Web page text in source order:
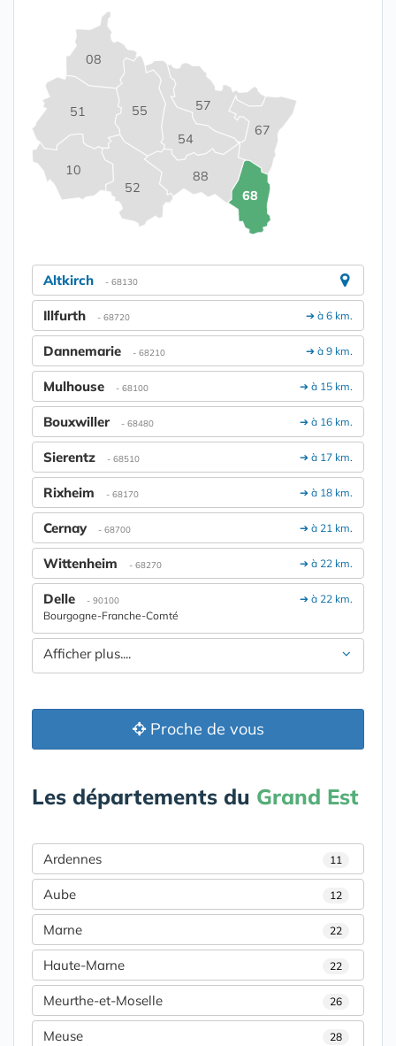
08
10
51
52
54
55 57
67
68
88
Altkirch - 68130
➔ à 6 km.
Illfurth - 68720
➔ à 9 km.
Dannemarie - 68210
➔ à 15 km.
Mulhouse - 68100
➔ à 16 km.
Bouxwiller - 68480
➔ à 17 km.
Sierentz - 68510
➔ à 18 km.
Rixheim - 68170
➔ à 21 km.
Cernay - 68700
➔ à 22 km.
Wittenheim - 68270
➔ à 22 km.
Delle - 90100
Bourgogne-Franche-Comté
Afficher plus....
Proche de vous
Les départements du Grand Est
Ardennes 11
Aube 12
Marne 22
Haute-Marne 22
Meurthe-et-Moselle 26
Meuse 28